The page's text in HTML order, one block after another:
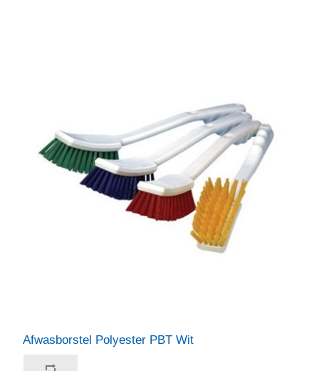
Afwasborstel Polyester PBT Wit